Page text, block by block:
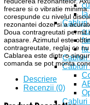
la
Cabluri
la
Cabluri
Cabluri
Cabluri
frecare si o vibratie
corespunde cu nivelul
rezonantei dozei si a
Doua contragreutati permit
apasare. Azimutul este
contragreutate, reglaj ce
Cablarea este dintr-o
comanda se pot monta
Descriere
Recenzii (0)